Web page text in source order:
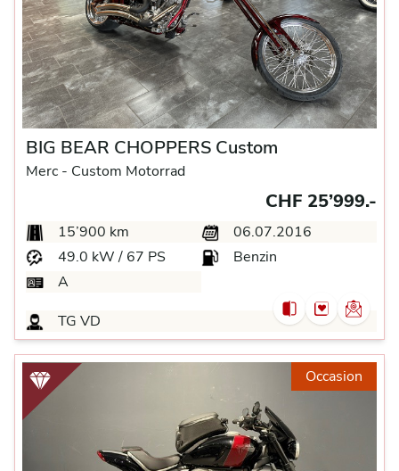
BIG BEAR CHOPPERS Custom
Merc - Custom Motorrad
CHF 25’999.-
15’900 km
06.07.2016
49.0 kW / 67 PS
Benzin
A
TG VD
Occasion